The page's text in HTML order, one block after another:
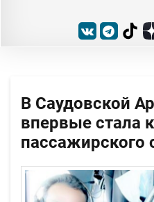
В Саудовской
впервые стала
пассажирского